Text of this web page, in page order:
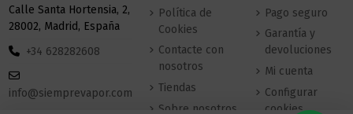
Calle Santa Hortensia, 2,
28002, Madrid, España
+34 628282608
info@siemprevapor.com
Política de
Cookies
Contacte con
nosotros
Tiendas
Sobre nosotros
Pago seguro
Garantía y
devoluciones
Mi cuenta
Configurar
cookies